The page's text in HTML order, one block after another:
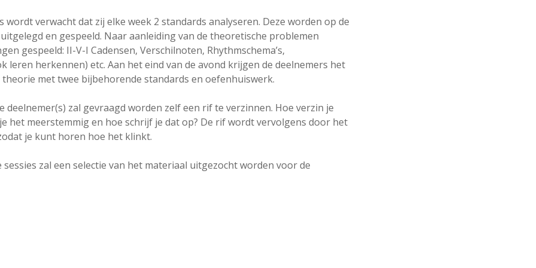
wordt verwacht dat zij elke week 2 standards analyseren. Deze worden op de
en gespeeld. Naar aanleiding van de theoretische problemen
gespeeld: II-V-I Cadensen, Verschilnoten, Rhythmschema’s,
leren herkennen) etc. Aan het eind van de avond krijgen de deelnemers het
met twee bijbehorende standards en oefenhuiswerk.
deelnemer(s) zal gevraagd worden zelf een rif te verzinnen. Hoe verzin je
het meerstemmig en hoe schrijf je dat op? De rif wordt vervolgens door het
je kunt horen hoe het klinkt.
sessies zal een selectie van het materiaal uitgezocht worden voor de